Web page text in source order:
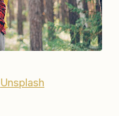
Unsplash